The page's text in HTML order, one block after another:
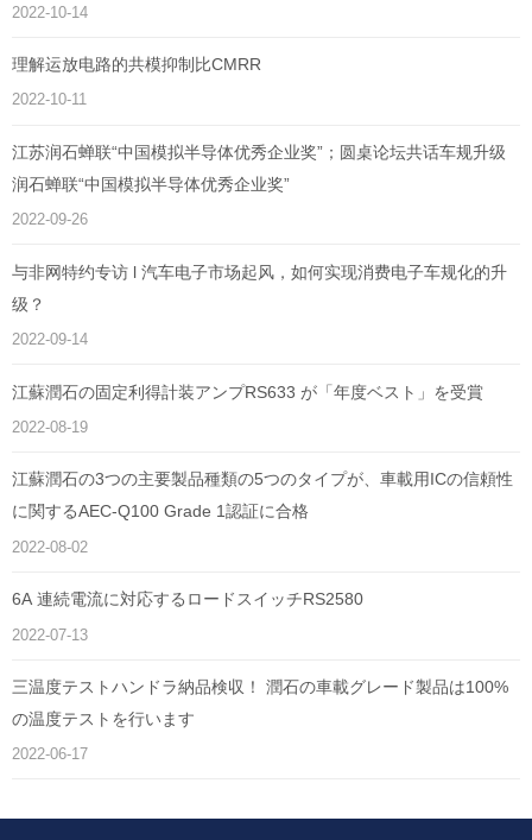
2022-10-14
理解运放电路的共模抑制比CMRR
2022-10-11
江苏润石蝉联“中国模拟半导体优秀企业奖”；圆桌论坛共话车规升级
润石蝉联“中国模拟半导体优秀企业奖”
2022-09-26
与非网特约专访 l 汽车电子市场起风，如何实现消费电子车规化的升
级？
2022-09-14
江蘇潤石の固定利得計装アンプRS633 が「年度ベスト」を受賞
2022-08-19
江蘇潤石の3つの主要製品種類の5つのタイプが、車載用ICの信頼性
に関するAEC-Q100 Grade 1認証に合格
2022-08-02
6A 連続電流に対応するロードスイッチRS2580
2022-07-13
三温度テストハンドラ納品検収！ 潤石の車載グレード製品は100%
の温度テストを行います
2022-06-17